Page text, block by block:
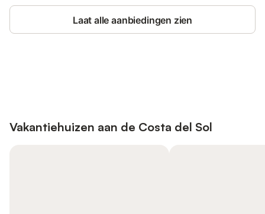
Laat alle aanbiedingen zien
Vakantiehuizen aan de Costa del Sol